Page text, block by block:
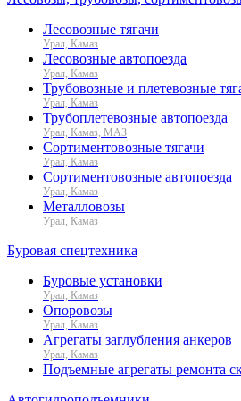
Лесовозные тягачи
Урал, Камаз
Лесовозные автопоезда
Урал, Камаз
Трубовозные и плетевозные
Урал, Камаз
Трубоплетевозные автопоезда
Урал, Камаз, МАЗ
Сортиментовозные тягачи
Урал, Камаз
Сортиментовозные автопоезда
Урал, Камаз
Металловозы
Урал, Камаз
Буровая спецтехника
Буровые установки
Урал, Камаз
Опоровозы
Урал, Камаз
Агрегаты заглубления анкеров
Урал, Камаз
Подъемные агрегаты ремонта